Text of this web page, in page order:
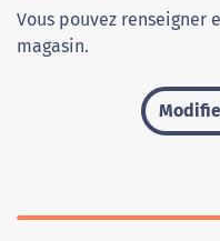
Vous pouvez renseigner
magasin.